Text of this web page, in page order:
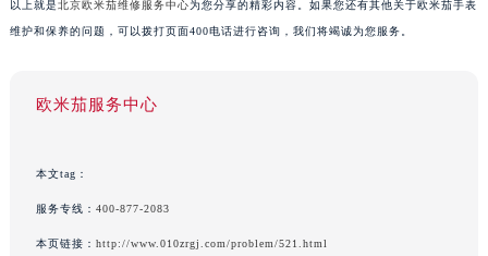
以上就是北京欧米茄维修服务中心为您分享的精彩内容。如果您还有其他关于欧米茄手表
维护和保养的问题，可以拨打页面400电话进行咨询，我们将竭诚为您服务。
欧米茄服务中心
本文tag：
服务专线： 400-877-2083
本页链接： http://www.010zrgj.com/problem/521.html